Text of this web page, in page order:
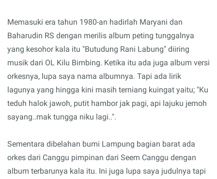
Memasuki era tahun 1980-an hadirlah Maryani dan
Baharudin RS dengan merilis album peting tunggalnya
yang kesohor kala itu "Butudung Rani Labung" diiring
musik dari OL Kilu Bimbing. Ketika itu ada juga album versi
orkesnya, lupa saya nama albumnya. Tapi ada lirik
lagunya yang hingga kini masih terniang kuingat yaitu; "Ku
teduh halok jawoh, putit hambor jak pagi, api lajuku jemoh
sayang..mak tungga niku lagi..".
Sementara dibelahan bumi Lampung bagian barat ada
orkes dari Canggu pimpinan dari Seem Canggu dengan
album terbarunya kala itu. Ini juga lupa saya judulnya tapi